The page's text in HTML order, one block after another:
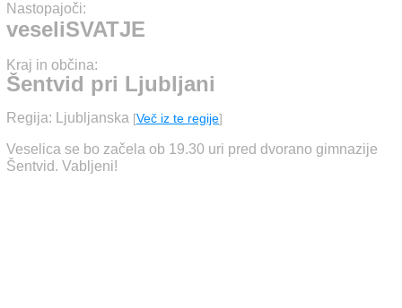
Nastopajoči:
veseliSVATJE
Kraj in občina:
Šentvid pri Ljubljani
Regija: Ljubljanska [Več iz te regije]
Veselica se bo začela ob 19.30 uri pred dvorano gimnazije
Šentvid. Vabljeni!